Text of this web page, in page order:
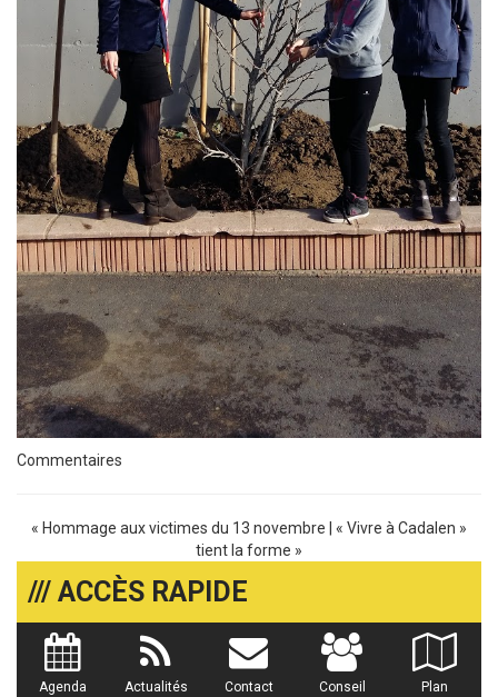
Commentaires
« Hommage aux victimes du 13 novembre
« Vivre à Cadalen »
tient la forme »
/// ACCÈS RAPIDE
Agenda Actualités Contact
Conseil
Plan